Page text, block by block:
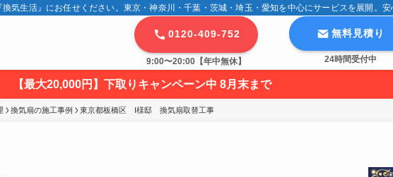
気生活』にお任せください。東京・神奈川・千葉・茨城・埼玉・愛知を中心にサービスを展開。
0120-409-752
9:00〜20:00【年中無休】
無料見積り
24時間受付中
【最大20,000円】下取りキャンペーン中 8月末まで
換気扇の施工事例 東京都板橋区　I様邸　換気扇取替工事